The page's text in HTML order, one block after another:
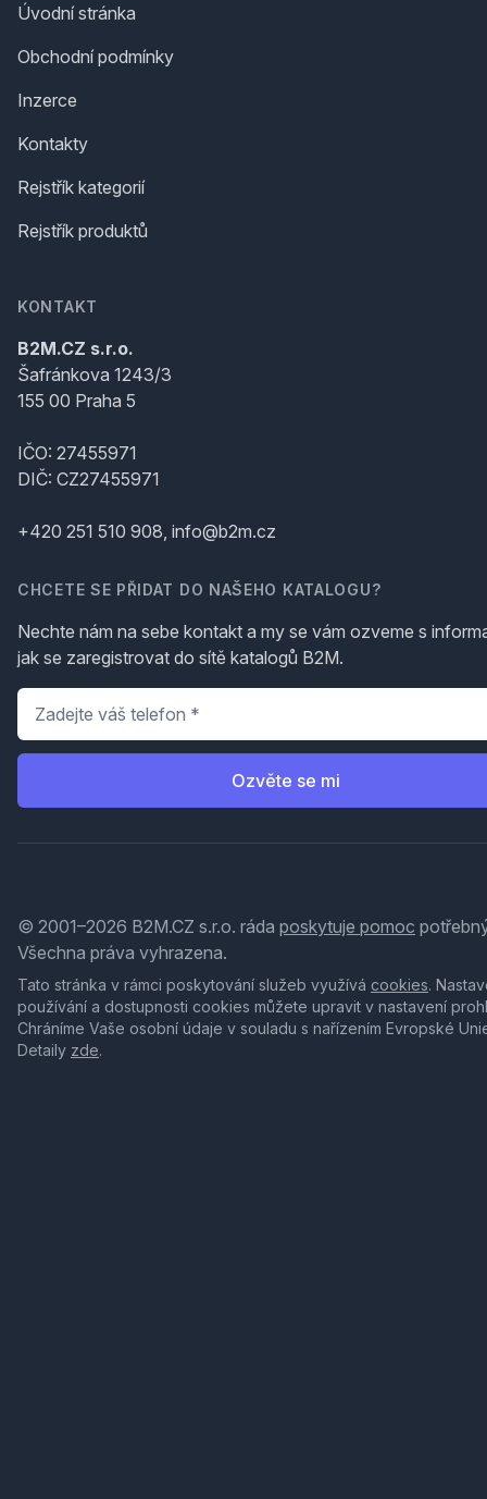
Úvodní stránka
Obchodní podmínky
Inzerce
Kontakty
Rejstřík kategorií
Rejstřík produktů
KONTAKT
B2M.CZ s.r.o.
Šafránkova 1243/3
155 00 Praha 5
IČO: 27455971
DIČ: CZ27455971
+420 251 510 908, info@b2m.cz
CHCETE SE PŘIDAT DO NAŠEHO KATALOGU?
Nechte nám na sebe kontakt a my se vám ozveme s
jak se zaregistrovat do sítě katalogů B2M.
Telefon
Ozvěte se mi
© 2001–2026 B2M.CZ s.r.o. ráda poskytuje pomoc
Všechna práva vyhrazena.
Tato stránka v rámci poskytování služeb využívá cookies.
používání a dostupnosti cookies můžete upravit v nastavení
Chráníme Vaše osobní údaje v souladu s nařízením Evropské
Detaily zde.